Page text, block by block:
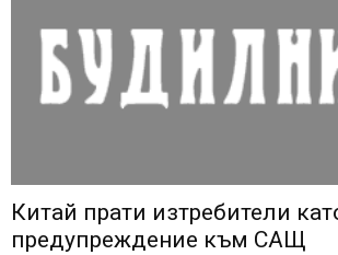
Китай прати изтребители
предупреждение към САЩ